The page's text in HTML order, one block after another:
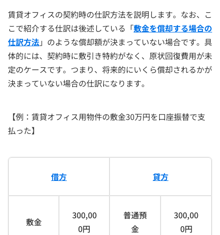
賃貸オフィスの契約時の仕訳方法を説明します。なお、こ
こで紹介する仕訳は後述している「敷金を償却する場合の
仕訳方法」のような償却額が決まっていない場合です。具
体的には、契約時に敷引き特約がなく、原状回復費用が未
定のケースです。つまり、将来的にいくら償却されるかが
決まっていない場合の仕訳になります。
【例：賃貸オフィス用物件の敷金30万円を口座振替で支
払った】
借方 貸方
敷金
300,00
0円
普通預
金
300,00
0円